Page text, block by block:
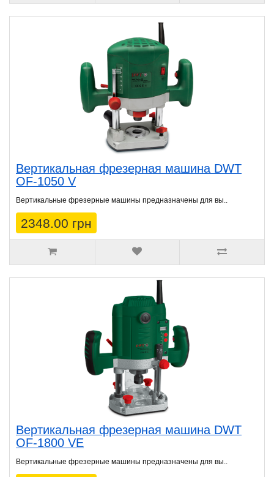
Вертикальная фрезерная машина DWT
OF-1050 V
Вертикальные фрезерные машины предназначены для вы..
2348.00 грн
Вертикальная фрезерная машина DWT
OF-1800 VE
Вертикальные фрезерные машины предназначены для вы..